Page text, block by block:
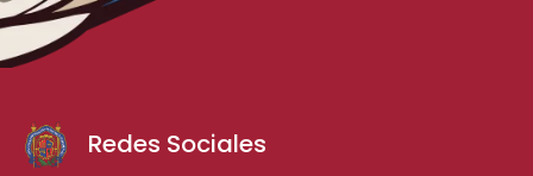
Redes Sociales